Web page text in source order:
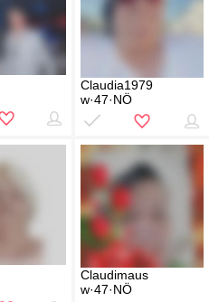
Claudia1979
w·47·NÖ
Claudimaus
w·47·NÖ